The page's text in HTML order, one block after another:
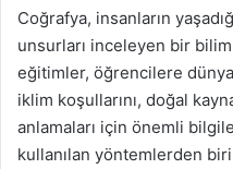
Coğrafya, insanların
unsurları inceleyen bir bilim
eğitimler, öğrencilere
iklim koşullarını, doğal
anlamaları için önemli
kullanılan yöntemlerden